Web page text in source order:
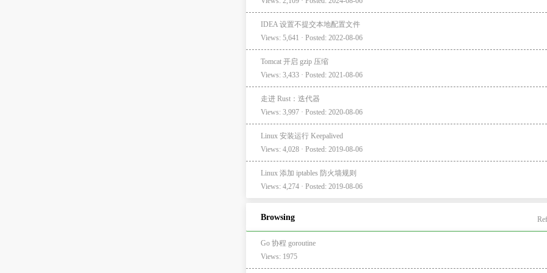
IDEA 设置不提交本地配置文件
Views: 5,641 · Posted: 2022-08-06
Tomcat 开启 gzip 压缩
Views: 3,433 · Posted: 2021-08-06
走进 Rust：迭代器
Views: 3,997 · Posted: 2020-08-06
Linux 安装运行 Keepalived
Views: 4,028 · Posted: 2019-08-06
Linux 添加 iptables 防火墙规则
Views: 4,274 · Posted: 2019-08-06
Browsing
Go 协程 goroutine
Views: 1975